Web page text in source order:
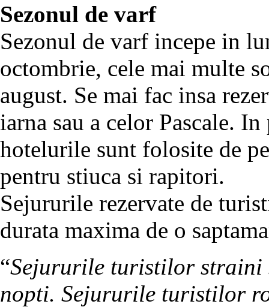
Sezonul de varf
Sezonul de varf incepe in
octombrie, cele mai multe
august. Se mai fac insa
iarna sau a celor Pascale.
hotelurile sunt folosite de
pentru stiuca si rapitori.
Sejururile rezervate de
durata maxima de o
“Sejururile turistilor straini
nopti. Sejururile turistilor